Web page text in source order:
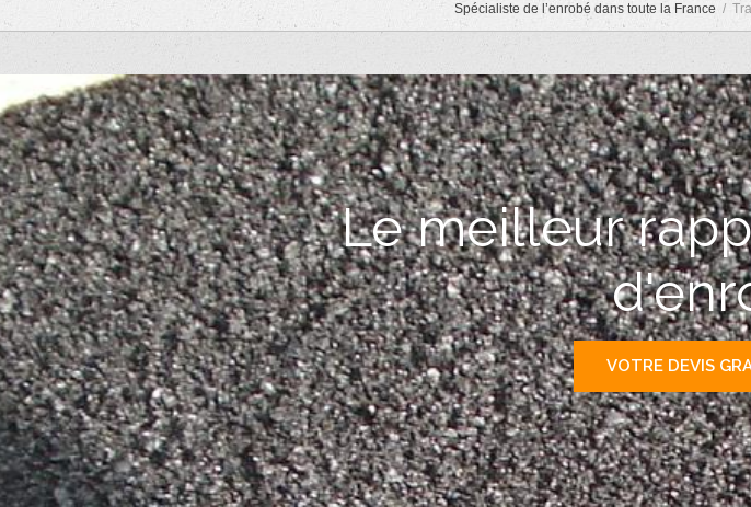
Spécialiste de l’enrobé dans toute la France
Le meilleur
VOTRE DEVIS